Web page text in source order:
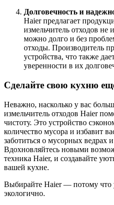
Долговечность и
Haier предлагает
измельчитель отходов
можно долго и без
отходы. Производитель
устройства, что также
уверенности в их
Сделайте свою кухню
Неважно, насколько у вас
измельчитель отходов Haier
чистоту. Это устройство
количество мусора и избавит
заботиться о мусорных ведрах
Вдохновляйтесь новыми
техника Haier, и создавайте
вашей кухне.
Выбирайте Haier — потому что
экологично.